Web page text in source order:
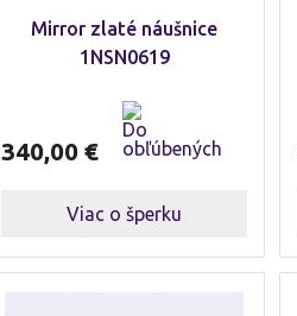
Mirror zlaté náušnice
1NSN0619
340,00 €
Viac o šperku